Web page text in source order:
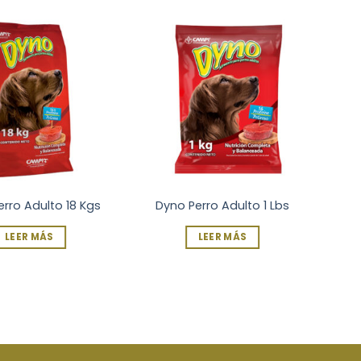
Adulto 18 Kgs
LEER MÁS
Dyno Perro Adulto 1 Lbs
LEER MÁS